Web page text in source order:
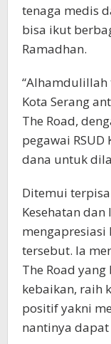
tenaga medis
bisa ikut
Ramadhan.
“Alhamdulillah
Kota Serang
The Road,
pegawai
dana untuk
Ditemui
Kesehatan dan
mengapresiasi
tersebut. Ia
The Road
kebaikan, raih
positif yakni
nantinya